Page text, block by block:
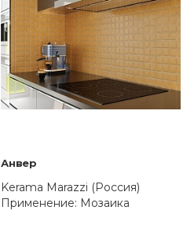
Анвер
Kerama Marazzi (Россия)
Применение: Мозаика